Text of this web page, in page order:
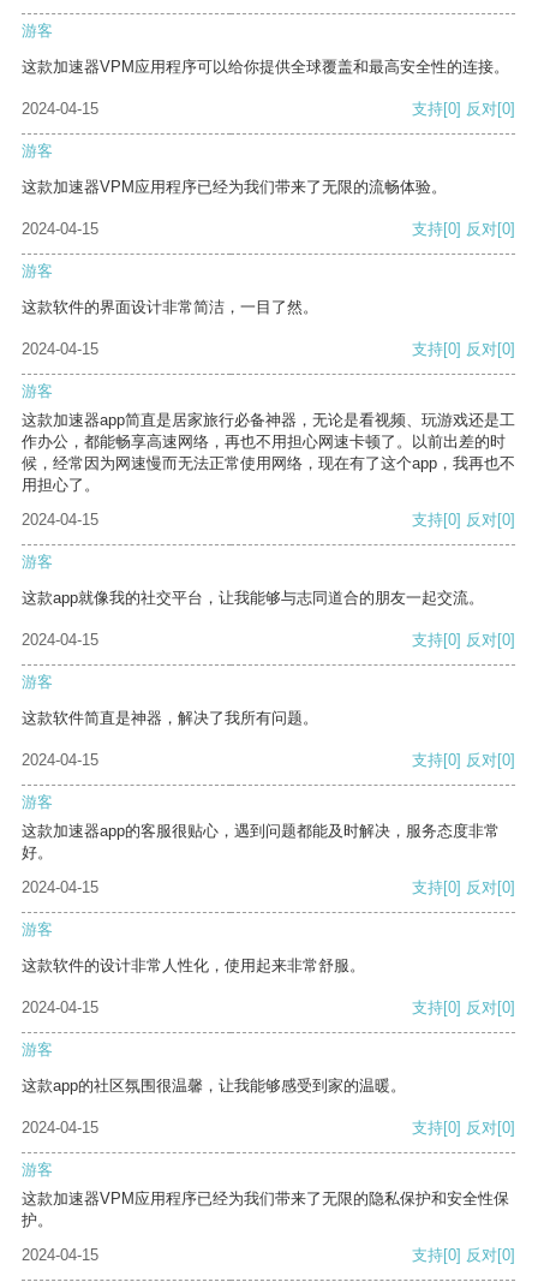
游客
这款加速器VPM应用程序可以给你提供全球覆盖和最高安全性的连接。
2024-04-15 支持[0] 反对[0]
游客
这款加速器VPM应用程序已经为我们带来了无限的流畅体验。
2024-04-15 支持[0] 反对[0]
游客
这款软件的界面设计非常简洁，一目了然。
2024-04-15 支持[0] 反对[0]
游客
这款加速器app简直是居家旅行必备神器，无论是看视频、玩游戏还是工
作办公，都能畅享高速网络，再也不用担心网速卡顿了。以前出差的时
候，经常因为网速慢而无法正常使用网络，现在有了这个app，我再也不
用担心了。
2024-04-15
支持[0] 反对[0]
游客
这款app就像我的社交平台，让我能够与志同道合的朋友一起交流。
2024-04-15 支持[0] 反对[0]
游客
这款软件简直是神器，解决了我所有问题。
2024-04-15 支持[0] 反对[0]
游客
这款加速器app的客服很贴心，遇到问题都能及时解决，服务态度非常
好。
2024-04-15
支持[0] 反对[0]
游客
这款软件的设计非常人性化，使用起来非常舒服。
2024-04-15 支持[0] 反对[0]
游客
这款app的社区氛围很温馨，让我能够感受到家的温暖。
2024-04-15 支持[0] 反对[0]
游客
这款加速器VPM应用程序已经为我们带来了无限的隐私保护和安全性保
护。
2024-04-15
支持[0] 反对[0]